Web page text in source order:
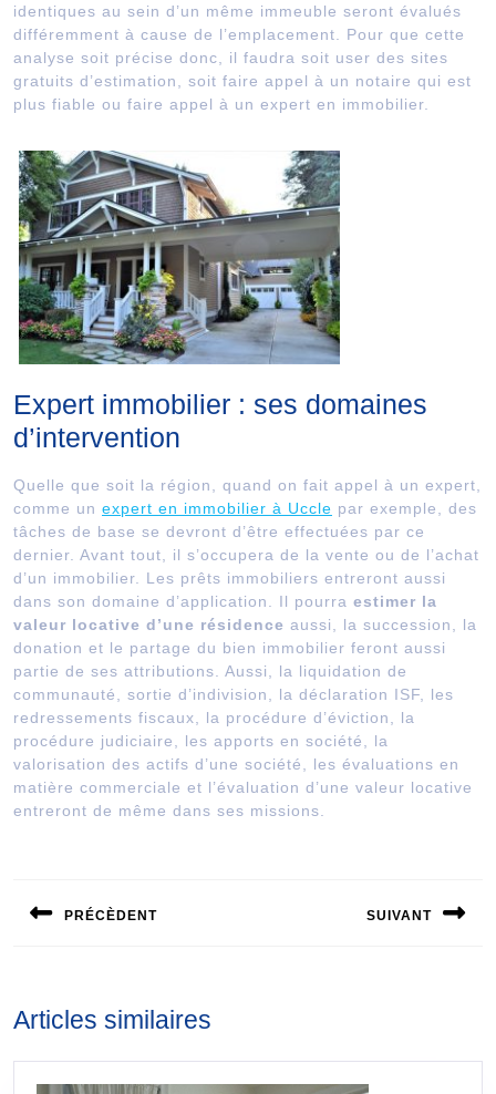
identiques au sein d’un même immeuble seront évalués
différemment à cause de l’emplacement. Pour que cette
analyse soit précise donc, il faudra soit user des sites
gratuits d’estimation, soit faire appel à un notaire qui est
plus fiable ou faire appel à un expert en immobilier.
Expert immobilier : ses domaines
d’intervention
Quelle que soit la région, quand on fait appel à un expert,
comme un expert en immobilier à Uccle par exemple, des
tâches de base se devront d’être effectuées par ce
dernier. Avant tout, il s’occupera de la vente ou de l’achat
d’un immobilier. Les prêts immobiliers entreront aussi
dans son domaine d’application. Il pourra estimer la
valeur locative d’une résidence aussi, la succession, la
donation et le partage du bien immobilier feront aussi
partie de ses attributions. Aussi, la liquidation de
communauté, sortie d’indivision, la déclaration ISF, les
redressements fiscaux, la procédure d’éviction, la
procédure judiciaire, les apports en société, la
valorisation des actifs d’une société, les évaluations en
matière commerciale et l’évaluation d’une valeur locative
entreront de même dans ses missions.
l’articlePRÉCÈDENT SUIVANT
Articles similaires